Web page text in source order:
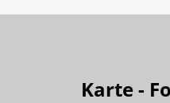
Karte -